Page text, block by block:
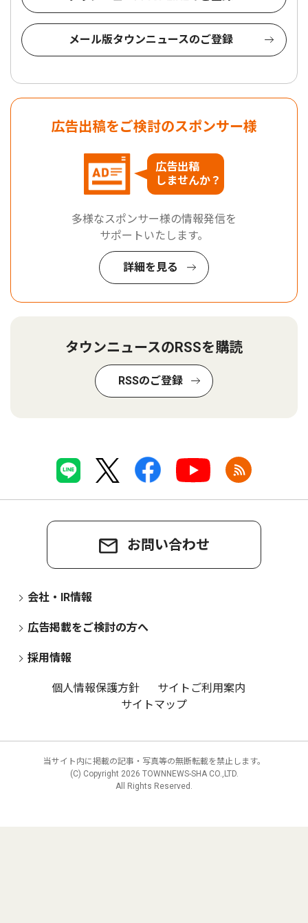
メール版タウンニュースのご登録
広告出稿をご検討のスポンサー様
広告出稿
しませんか？
多様なスポンサー様の情報発信を
サポートいたします。
詳細を見る
タウンニュースのRSSを購読
RSSのご登録
お問い合わせ
会社・IR情報
広告掲載をご検討の方へ
採用情報
個人情報保護方針
サイトご利用案内
サイトマップ
当サイト内に掲載の記事・写真等の無断転載を禁止します。
(C) Copyright 2026 TOWNNEWS-SHA CO.,LTD.
All Rights Reserved.